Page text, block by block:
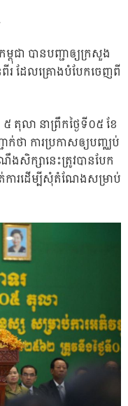
ពុជា បានបញ្ជាឲ្យក្រសួង
នពីរ ដែលគ្រោងបំបែកចេញពី
តុលា នាព្រឹកថ្ងៃទី០៥​ ខែ
ក់ថា ការប្រកាសឲ្យបញ្ឈប់
ងសិក្សានេះត្រូវបានបែក
ការដើម្បីសុំតំណែងសម្រាប់